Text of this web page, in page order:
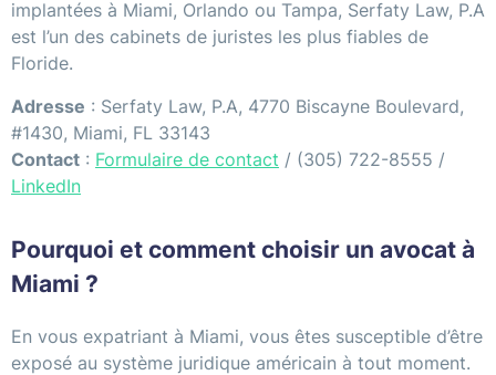
implantées à Miami, Orlando ou Tampa, Serfaty Law, P.A
est l’un des cabinets de juristes les plus fiables de
Floride.
Adresse : Serfaty Law, P.A, 4770 Biscayne Boulevard,
#1430, Miami, FL 33143
Contact : Formulaire de contact / (305) 722-8555 /
LinkedIn
Pourquoi et comment choisir un avocat à
Miami ?
En vous expatriant à Miami, vous êtes susceptible d’être
exposé au système juridique américain à tout moment.